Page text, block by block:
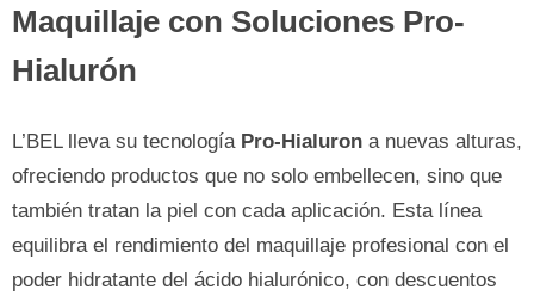
Maquillaje con Soluciones Pro-
Hialurón
L’BEL lleva su tecnología Pro-Hialuron a nuevas alturas,
ofreciendo productos que no solo embellecen, sino que
también tratan la piel con cada aplicación. Esta línea
equilibra el rendimiento del maquillaje profesional con el
poder hidratante del ácido hialurónico, con descuentos